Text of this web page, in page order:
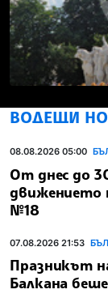
ВОДЕЩИ
08.08.2026 05:00
От днес до
движението
№18
07.08.2026 21:53
Празникът
Балкана